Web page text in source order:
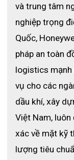
và trung tâm
nghiệp trọng
Quốc,
pháp an toàn
logistics mạnh
vụ cho các
dầu khí, xây
Việt Nam, luôn
xác về mặt kỹ
lượng tiêu